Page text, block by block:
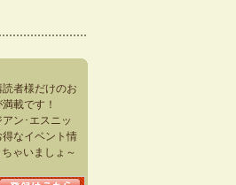
読者様だけのお
載です！
ン･エスニッ
得なイベント情
ゃいましょ～